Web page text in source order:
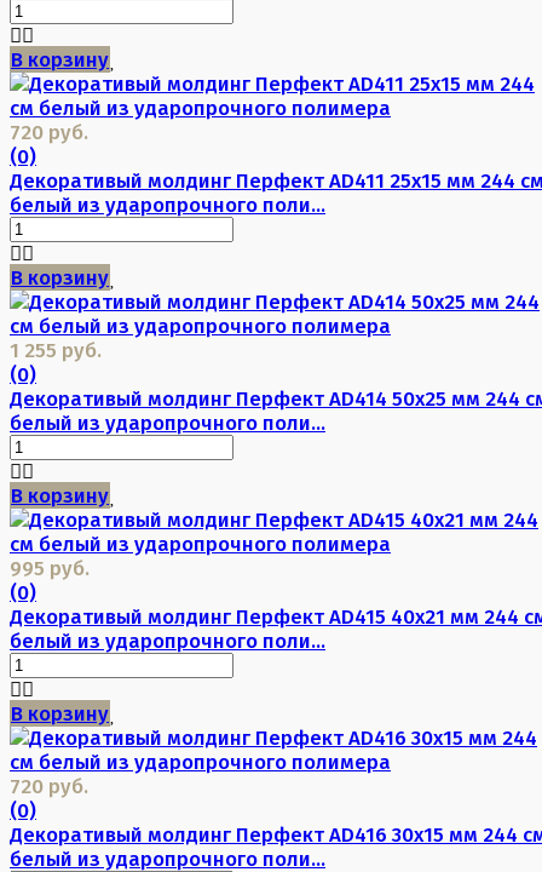
В корзину
720 руб.
(0)
Декоративый молдинг Перфект AD411 25х15 мм 244
белый из ударопрочного поли...
В корзину
1 255 руб.
(0)
Декоративый молдинг Перфект AD414 50х25 мм 244
белый из ударопрочного поли...
В корзину
995 руб.
(0)
Декоративый молдинг Перфект AD415 40х21 мм 244
белый из ударопрочного поли...
В корзину
720 руб.
(0)
Декоративый молдинг Перфект AD416 30х15 мм 244
белый из ударопрочного поли...